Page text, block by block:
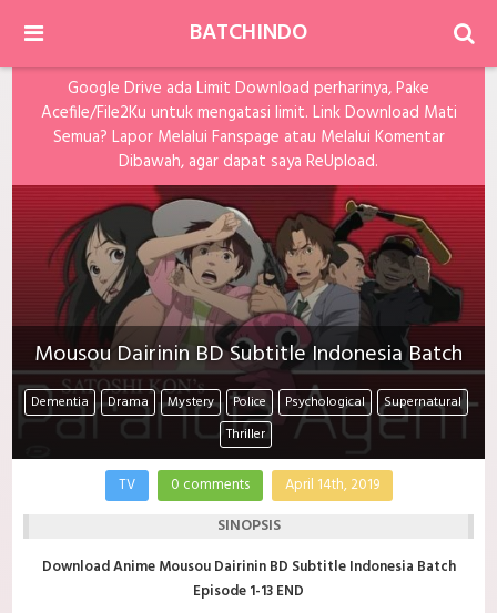
BATCHINDO
Google Drive ada Limit Download perharinya, Pake
Acefile/File2Ku untuk mengatasi limit. Link Download Mati
Semua? Lapor Melalui Fanspage atau Melalui Komentar
Dibawah, agar dapat saya ReUpload.
Mousou Dairinin BD Subtitle Indonesia Batch
Dementia Drama Mystery Police Psychological
Supernatural
Thriller
TV 0 comments April 14th, 2019
SINOPSIS
Download Anime Mousou Dairinin BD Subtitle Indonesia Batch
Episode 1-13 END